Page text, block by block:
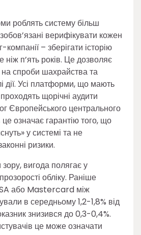
роблять систему більш
верифікувати кожен
компанії – зберігати історію
п’ять років. Це дозволяє
спроби шахрайства та
дії. Усі платформи, що мають
щорічні аудити
Європейського центрального
означає гарантію того, що
у системі та не
ризики.
зору, вигода полягає у
обліку. Раніше
або Mastercard між
в середньому 1,2-1,8% від
знизився до 0,3-0,4%.
це може означати